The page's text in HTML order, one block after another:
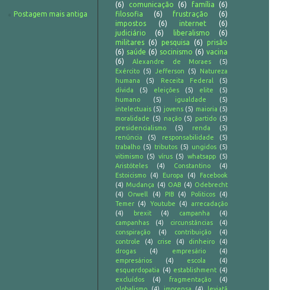
Postagem mais antiga
(6)
comunicação (6) família
(6)
filosofia
(6) frustração
(6)
impostos
(6) internet
(6)
judiciário
(6) liberalismo
(6)
militares (6) pesquisa (6)
prisão
(6) saúde (6) socinismo (6) vacina
(6)
Alexandre de Moraes
(5)
Exército (5) Jefferson (5)
Natureza
humana
(5) Receita Federal
(5)
dívida
(5) eleições (5) elite
(5)
humano
(5) igualdade
(5)
intelectuais (5) jovens (5) maioria (5)
moralidade (5) nação (5) partido (5)
presidencialismo
(5) renda
(5)
renúncia
(5) responsabilidade
(5)
trabalho (5) tributos (5) ungidos (5)
vitimismo (5) vírus (5) whatsapp (5)
Aristóteles
(4) Constantino
(4)
Estoicismo
(4) Europa (4)
Facebook
(4) Mudança (4) OAB (4) Odebrecht
(4)
Orwell (4) PIB (4) Politicos
(4)
Temer (4) Youtube (4)
arrecadação
(4)
brexit (4) campanha
(4)
campanhas
(4) circunstâncias
(4)
conspiração
(4) contribuição
(4)
controle
(4) crise (4) dinheiro
(4)
drogas
(4) empresário
(4)
empresários
(4) escola
(4)
esquerdopatia (4) establishment (4)
excluídos
(4) fragmentação
(4)